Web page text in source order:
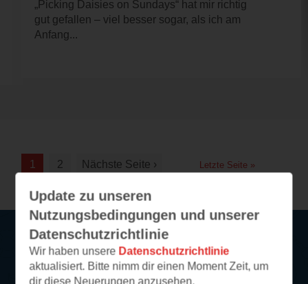
„Picking Daisies on Sundays“ hat mir richtig
gut gefallen – viel besser sogar, als ich am
Anfang...
1 2 Nächste Seite › Letzte Seite »
Update zu unseren
Nutzungsbedingungen und unserer
Datenschutzrichtlinie
Wir haben unsere Datenschutzrichtlinie
aktualisiert. Bitte nimm dir einen Moment Zeit, um
dir diese Neuerungen anzusehen.
Service